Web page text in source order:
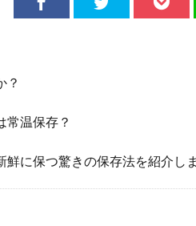
？
常温保存？
に保つ驚きの保存法を紹介しま